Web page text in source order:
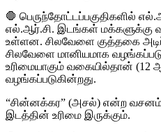
🛑 பெருந்தோட்டப்பகுதிகளில்
எல்.ஆர்.சி. இடங்கள் மக்களுக்கு
உள்ளன. சிலவேளை குத்தகை
சிலவேளை மானியமாக
உரிமையாகும் வகையில்தான் (12
வழங்கப்படுகின்றது.
“சின்னக்கர” (அசல்) என்ற வசனம்
இடத்தின் உரிமை இருக்கும்.